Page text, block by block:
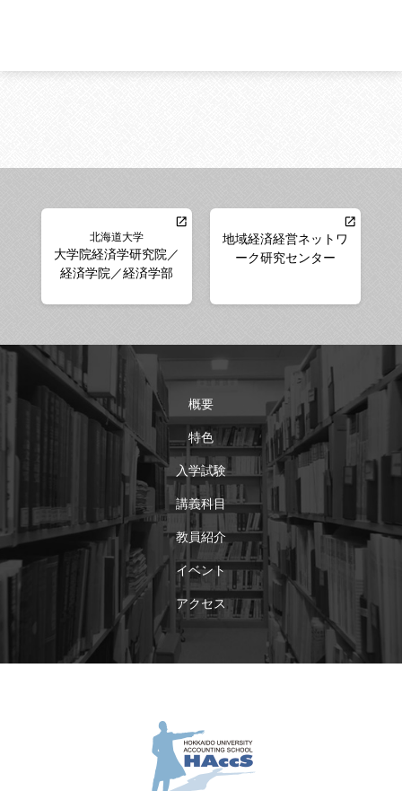
北海道大学
大学院経済学研究院／
経済学院／経済学部
地域経済経営ネットワ
ーク研究センター
概要
特色
入学試験
講義科目
教員紹介
イベント
アクセス